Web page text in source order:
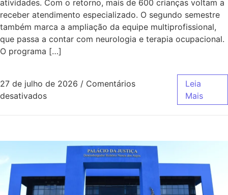
atividades. Com o retorno, mais de 600 crianças voltam a
receber atendimento especializado. O segundo semestre
também marca a ampliação da equipe multiprofissional,
que passa a contar com neurologia e terapia ocupacional.
O programa […]
27 de julho de 2026 / Comentários
desativados
Leia
Mais